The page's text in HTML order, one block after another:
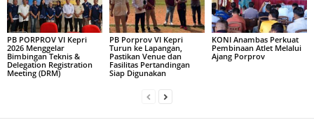
PB PORPROV VI Kepri
2026 Menggelar
Bimbingan Teknis &
Delegation Registration
Meeting (DRM)
PB Porprov VI Kepri
Turun ke Lapangan,
Pastikan Venue dan
Fasilitas Pertandingan
Siap Digunakan
KONI Anambas Perkuat
Pembinaan Atlet Melalui
Ajang Porprov